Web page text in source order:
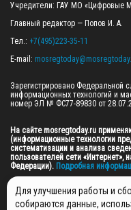
Учредители: ГАУ МО «Цифровые
Главный редактор — Попов И. А.
Тел.: +7(495)223-35-11
E-mail:
Зарегистрировано Федеральной
информационных технологий и
номер ЭЛ № ФС77-89830 от
На сайте mosregtoday.ru
(информационные технологии
систематизации и анализа
пользователей сети «Интернет»,
Федерации). Подробная
© 2026 ПРАВА НА ВСЕ
МЕДИА" (ОГРН: 1255000059467).
Для улучшения работы и
собираются данные,